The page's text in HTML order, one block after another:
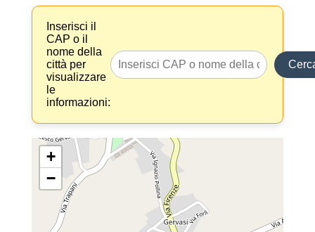
Inserisci il
CAP o il
nome della
città per
visualizzare
le
informazioni:
+
−